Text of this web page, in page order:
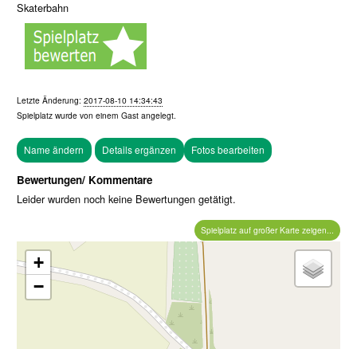
Skaterbahn
Letzte Änderung: 2017-08-10 14:34:43
Spielplatz wurde von einem Gast angelegt.
Fotos bearbeiten
Bewertungen/ Kommentare
Leider wurden noch keine Bewertungen getätigt.
Spielplatz auf großer Karte zeigen...
+
−